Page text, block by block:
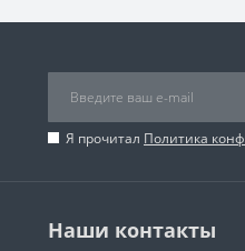
Я прочитал Политика
Наши контакты